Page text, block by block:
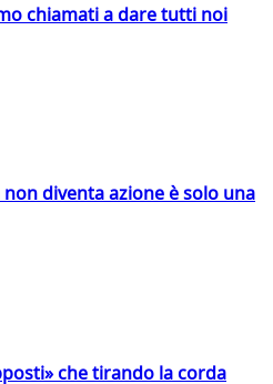
chiamati a dare tutti noi
diventa azione è solo una
che tirando la corda